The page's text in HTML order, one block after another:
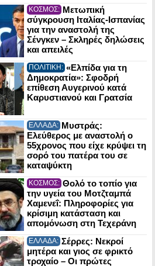
ΚΟΣΜΟΣ: Μετωπική
σύγκρουση Ιταλίας-Ισπανίας
για την αναστολή της
Σένγκεν – Σκληρές δηλώσεις
και απειλές
ΠΟΛΙΤΙΚΗ: «Ελπίδα για τη
Δημοκρατία»: Σφοδρή
επίθεση Αυγερινού κατά
Καρυστιανού και Γρατσία
ΕΛΛΑΔΑ: Μυστράς:
Ελεύθερος με αναστολή ο
55χρονος που είχε κρύψει τη
σορό του πατέρα του σε
καταψύκτη
ΚΟΣΜΟΣ: Θολό το τοπίο για
την υγεία του Μοτζταμπά
Χαμενεΐ: Πληροφορίες για
κρίσιμη κατάσταση και
απομόνωση στη Τεχεράνη
ΕΛΛΑΔΑ: Σέρρες: Νεκροί
μητέρα και γιος σε φρικτό
τροχαίο – Οι πρώτες